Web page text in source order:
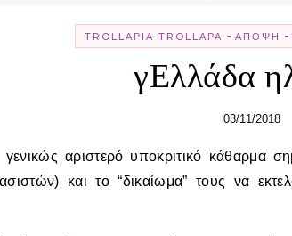
TROLLΑΡΊΑ TROLLΑΡΆ - ΆΠΟΨΗ -
γΕλλάδα
03/11/2018
και το “δικαίωμα” τους να